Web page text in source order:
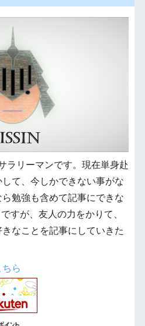
ラリーマンです。現在単身赴
て、今しかできない事がな
勉強も含めて記事にできな
すが、友人の力をかりて、
なことを記事にしていきた
ら